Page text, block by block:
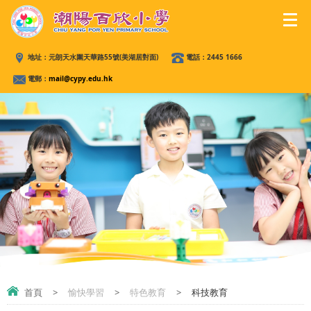
地址： 元朗天水圍天華路55號(美湖居對面) 電話： 2445 1666
電郵： mail@cypy.edu.hk
首頁 > 愉快學習 > 特色教育 > 科技教育